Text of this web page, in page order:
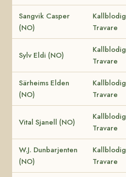
Sangvik Casper
(NO)
Kallblodig
Travare
Sylv Eldi (NO)
Kallblodig
Travare
Särheims Elden
(NO)
Kallblodig
Travare
Vital Sjanell (NO)
Kallblodig
Travare
W.J. Dunbarjenten
(NO)
Kallblodig
Travare